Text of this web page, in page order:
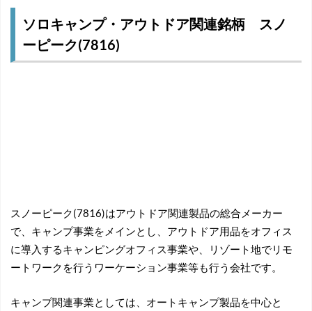
ソロキャンプ・アウトドア関連銘柄 スノ
ーピーク(7816)
スノーピーク(7816)はアウトドア関連製品の総合メーカー
で、キャンプ事業をメインとし、アウトドア用品をオフィス
に導入するキャンピングオフィス事業や、リゾート地でリモ
ートワークを行うワーケーション事業等も行う会社です。
キャンプ関連事業としては、オートキャンプ製品を中心と